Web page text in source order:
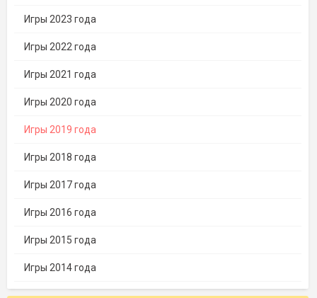
Игры 2023 года
Игры 2022 года
Игры 2021 года
Игры 2020 года
Игры 2019 года
Игры 2018 года
Игры 2017 года
Игры 2016 года
Игры 2015 года
Игры 2014 года